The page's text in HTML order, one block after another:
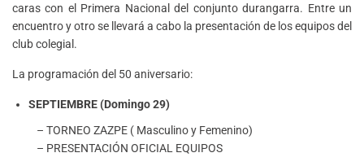
caras con el Primera Nacional del conjunto durangarra. Entre un
encuentro y otro se llevará a cabo la presentación de los equipos del
club colegial.
La programación del 50 aniversario:
SEPTIEMBRE (Domingo 29)
– TORNEO ZAZPE ( Masculino y Femenino)
– PRESENTACIÓN OFICIAL EQUIPOS